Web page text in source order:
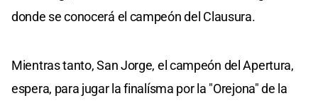
donde se conocerá el campeón del Clausura.
Mientras tanto, San Jorge, el campeón del Apertura,
espera, para jugar la finalísma por la "Orejona" de la